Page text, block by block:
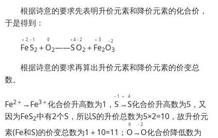
根据诗意的要求先表明升价元素和降价元素的化合价，
于是得到：
Fe
＋2
S
－1
2 ＋O
0
2——S
＋4
O
－2
2 ＋Fe
＋3
2O3
－2
根据诗意的要求再算出升价元素和降价元素的价变总
数。
Fe2＋ →Fe3＋化合价升高数为1， S
－1
→S
＋4
化合价升高数为5，又
因为FeS2中有2个S，所以S的升价总数为5×2=10，故升价元
素(Fe和S)的价变总数为1＋10=11； O
0
→O
－2
化合价降低数为